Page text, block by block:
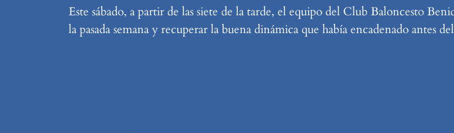
Este sábado, a partir de las siete de la tarde, el equipo del Club Baloncesto
la pasada semana y recuperar la buena dinámica que había encadenado antes